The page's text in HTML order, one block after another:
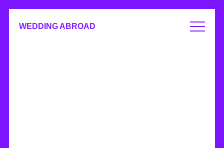
WEDDING ABROAD